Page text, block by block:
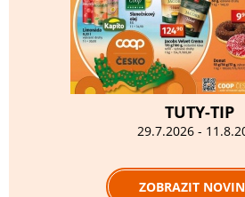
TUTY-TIP
29.7.2026 -
ZOBRAZIT